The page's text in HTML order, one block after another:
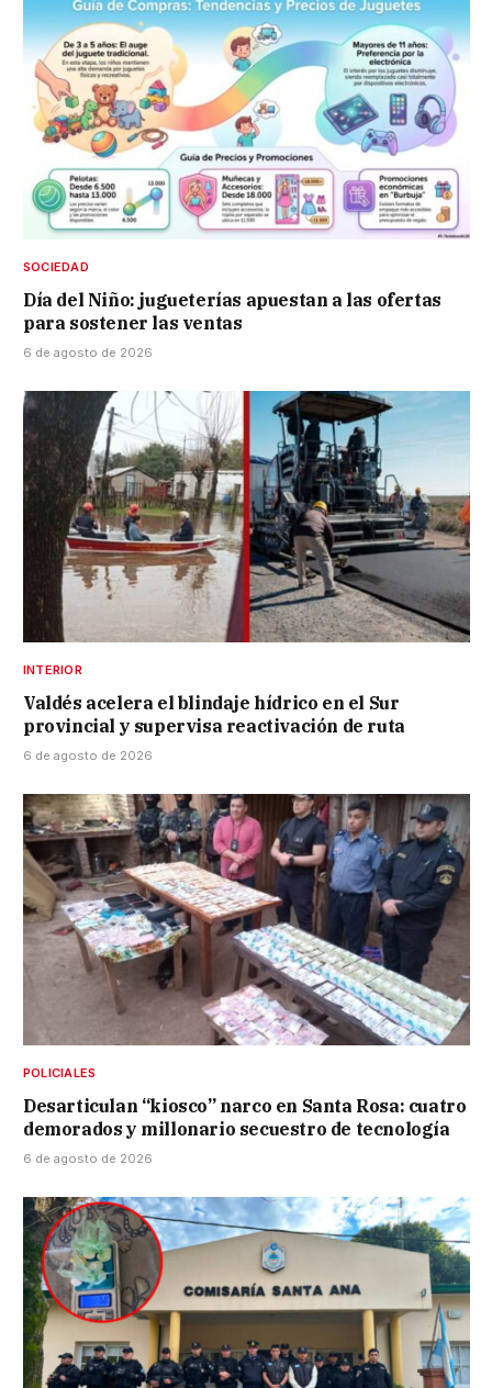
SOCIEDAD
Día del Niño: jugueterías apuestan a las ofertas
para sostener las ventas
6 de agosto de 2026
INTERIOR
Valdés acelera el blindaje hídrico en el Sur
provincial y supervisa reactivación de ruta
6 de agosto de 2026
POLICIALES
Desarticulan “kiosco” narco en Santa Rosa: cuatro
demorados y millonario secuestro de tecnología
6 de agosto de 2026